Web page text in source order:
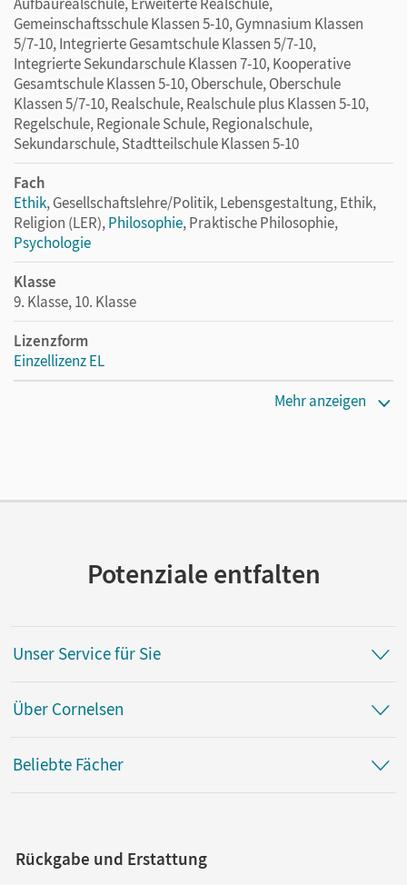
Gemeinschaftsschule Klassen 5-10, Gymnasium Klassen
5/7-10, Integrierte Gesamtschule Klassen 5/7-10,
Integrierte Sekundarschule Klassen 7-10, Kooperative
Gesamtschule Klassen 5-10, Oberschule, Oberschule
Klassen 5/7-10, Realschule, Realschule plus Klassen 5-10,
Regelschule, Regionale Schule, Regionalschule,
Sekundarschule, Stadtteilschule Klassen 5-10
Fach
Ethik, Gesellschaftslehre/Politik, Lebensgestaltung, Ethik,
Religion (LER),Philosophie, Praktische Philosophie,
Psychologie
Klasse
9. Klasse, 10. Klasse
Lizenzform
Einzellizenz EL
Mehr anzeigen
Potenziale entfalten
Unser Service für Sie
Über Cornelsen
Beliebte Fächer
Rückgabe und Erstattung